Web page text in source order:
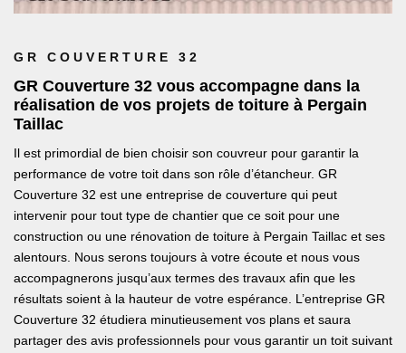
GR COUVERTURE 32
GR Couverture 32 vous accompagne dans la
réalisation de vos projets de toiture à Pergain
Taillac
Il est primordial de bien choisir son couvreur pour garantir la
performance de votre toit dans son rôle d’étancheur. GR
Couverture 32 est une entreprise de couverture qui peut
intervenir pour tout type de chantier que ce soit pour une
construction ou une rénovation de toiture à Pergain Taillac et ses
alentours. Nous serons toujours à votre écoute et nous vous
accompagnerons jusqu’aux termes des travaux afin que les
résultats soient à la hauteur de votre espérance. L’entreprise GR
Couverture 32 étudiera minutieusement vos plans et saura
partager des avis professionnels pour vous garantir un toit suivant